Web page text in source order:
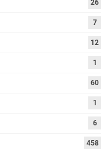
26
7
12
1
60
1
6
458